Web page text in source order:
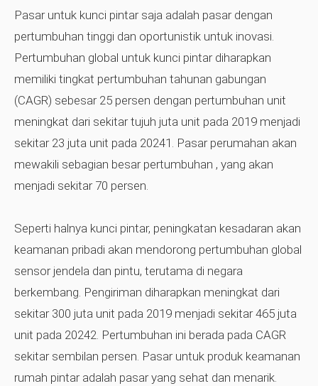
Pasar untuk kunci pintar saja adalah pasar dengan
pertumbuhan tinggi dan oportunistik untuk inovasi.
Pertumbuhan global untuk kunci pintar diharapkan
memiliki tingkat pertumbuhan tahunan gabungan
(CAGR) sebesar 25 persen dengan pertumbuhan unit
meningkat dari sekitar tujuh juta unit pada 2019 menjadi
sekitar 23 juta unit pada 20241. Pasar perumahan akan
mewakili sebagian besar pertumbuhan , yang akan
menjadi sekitar 70 persen.
Seperti halnya kunci pintar, peningkatan kesadaran akan
keamanan pribadi akan mendorong pertumbuhan global
sensor jendela dan pintu, terutama di negara
berkembang. Pengiriman diharapkan meningkat dari
sekitar 300 juta unit pada 2019 menjadi sekitar 465 juta
unit pada 20242. Pertumbuhan ini berada pada CAGR
sekitar sembilan persen. Pasar untuk produk keamanan
rumah pintar adalah pasar yang sehat dan menarik.